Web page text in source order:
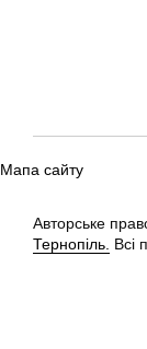
Мапа сайту
Авторське
Тернопіль. Всі